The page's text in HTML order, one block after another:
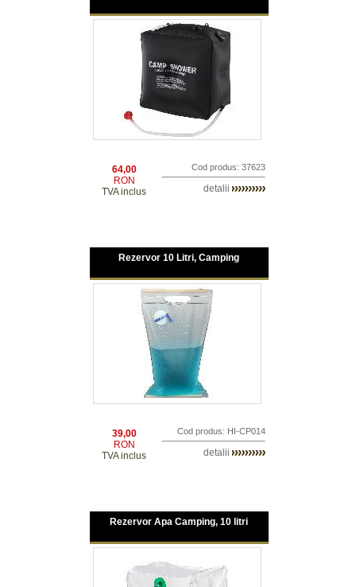
64,00
RON
TVA inclus
Cod produs: 37623
detalii
Rezervor 10 Litri, Camping
39,00
RON
TVA inclus
Cod produs: HI-CP014
detalii
Rezervor Apa Camping, 10 litri